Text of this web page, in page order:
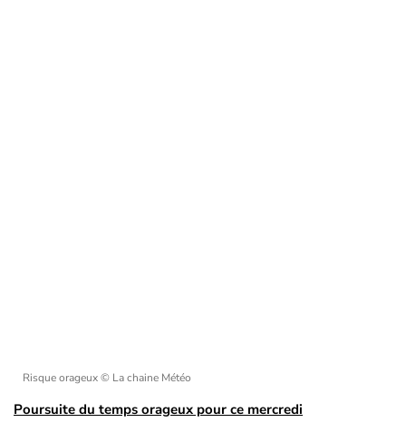
Risque orageux© La chaine Météo
Poursuite du temps orageux pour ce mercredi